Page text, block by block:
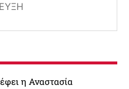
η Αναστασία